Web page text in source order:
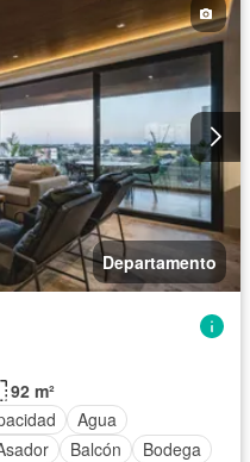
Departamento
92 m²
Agua
Balcón
Bodega